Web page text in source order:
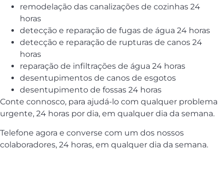
remodelação das canalizações de cozinhas 24
horas
detecção e reparação de fugas de água 24 horas
detecção e reparação de rupturas de canos 24
horas
reparação de infiltrações de água 24 horas
desentupimentos de canos de esgotos
desentupimento de fossas 24 horas
Conte connosco, para ajudá-lo com qualquer problema
urgente, 24 horas por dia, em qualquer dia da semana.
Telefone agora e converse com um dos nossos
colaboradores, 24 horas, em qualquer dia da semana.